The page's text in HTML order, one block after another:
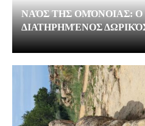
ΝΑΌΣ ΤΗΣ ΟΜΌΝΟΙΑΣ:
ΔΙΑΤΗΡΗΜΈΝΟΣ